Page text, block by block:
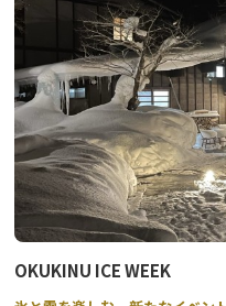
光に合わせて特別にランチ営
日程：2026年2月28日（土）
＜特別出店＞
・休暇村日光湯元 10：
・ペンション レスカル 10
センター内／暖かい飲食物）
・Girouette（3/1のみ）
OKUKINU ICE WEEK